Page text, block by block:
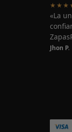
«La
Jhon P.